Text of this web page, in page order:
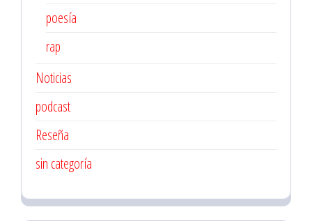
poesía
rap
Noticias
podcast
Reseña
sin categoría